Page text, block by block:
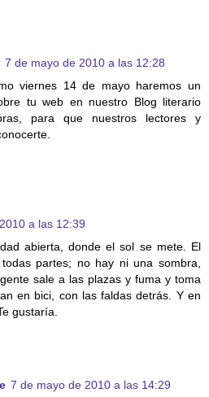
7 de mayo de 2010 a las 12:28
viernes 14 de mayo haremos un
tu web en nuestro Blog literario
para que nuestros lectores y
a las 12:39
abierta, donde el sol se mete. El
partes; no hay ni una sombra,
sale a las plazas y fuma y toma
en bici, con las faldas detrás. Y en
gustaría.
7 de mayo de 2010 a las 14:29